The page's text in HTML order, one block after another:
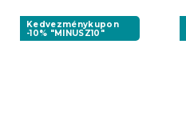
Kedvezménykupon
-10% "MINUSZ10"